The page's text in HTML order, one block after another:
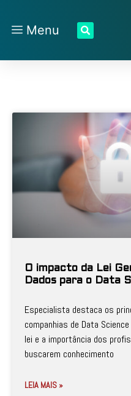
Menu
O impacto da Lei
Dados para o Data
Especialista destaca os
companhias de Data
lei e a importância dos
buscarem conhecimento
LEIA MAIS »